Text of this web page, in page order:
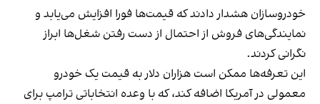
خودروسازان هشدار دادند که قیمت‌ها فورا افزایش می‌یابد و
نمایندگی‌های فروش از احتمال از دست رفتن شغل‌ها ابراز
نگرانی کردند.
این تعرفه‌ها ممکن است هزاران دلار به قیمت یک خودرو
معمولی در آمریکا اضافه کند، که با وعده انتخاباتی ترامپ برای